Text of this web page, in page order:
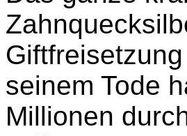
seinem Tode
Millionen